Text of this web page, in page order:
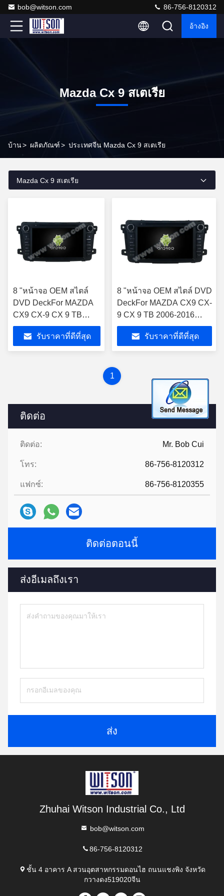
bob@witson.com 86-756-8120312
อ้างอิง
Mazda Cx 9 สเตเรีย
บ้าน> ผลิตภัณฑ์> ประเทศจีน Mazda Cx 9 สเตเรีย
ติดต่อ
ติดต่อ: Mr. Bob Cui
โทร: 86-756-8120312
แฟกซ์: 86-756-8120355
ติดต่อตอนนี้
ส่งอีเมลถึงเรา
ส่ง
Mazda Cx 9 สเตเรีย
8 "หน้าจอ OEM สไตล์
DVD DeckFor MAZDA
CX9 CX-9 CX 9 TB
2006-2016 Android Car
DVD GPS มัลติมีเดีย
สเตอริโอ CarPlay Play
รับราคาที่ดีที่สุด
8 "หน้าจอ OEM สไตล์ DVD
DeckFor MAZDA CX9 CX-
9 CX 9 TB 2006-2016
Android Car DVD GPS
มัลติมีเดียสเตอริโอ
CarPlay Play
รับราคาที่ดีที่สุด
1
Zhuhai Witson Industrial Co., Ltd
bob@witson.com
86-756-8120312
ชั้น 4 อาคาร A สวนอุตสาหกรรมดอนไฮ ถนนแชงพิง จังหวัด
กวางดง519020จีน